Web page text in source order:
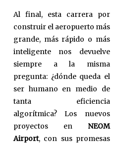
Al final, esta carrera por
construir el aeropuerto más
grande, más rápido o más
inteligente nos devuelve
siempre a la misma
pregunta: ¿dónde queda el
ser humano en medio de
tanta eficiencia
algorítmica? Los nuevos
proyectos en NEOM
Airport, con sus promesas